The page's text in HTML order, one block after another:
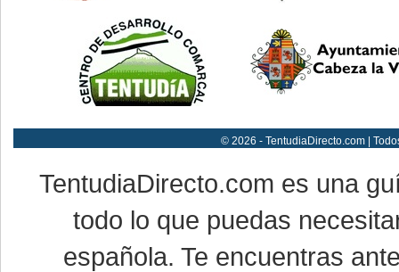
© 2026 - TentudiaDirecto.com |
TentudiaDirecto.com es una
todo lo que puedas
española. Te encuentras